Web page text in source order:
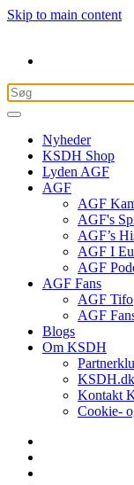
Skip to main content
Nyheder
KSDH Shop
Lyden AGF
AGF
AGF
AGF's
AGF’s
AGF I
AGF
AGF Fans
AGF Tifo
AGF
Blogs
Om KSDH
Kontakt
Cookie-